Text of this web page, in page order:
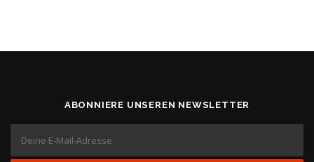
ABONNIERE UNSEREN NEWSLETTER